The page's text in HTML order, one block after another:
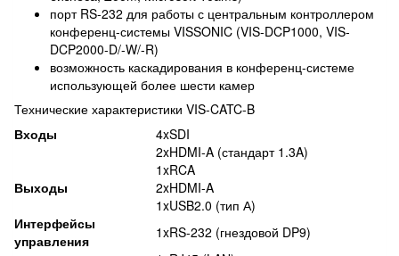
порт RS-232 для работы с центральным контроллером
конференц-системы VISSONIC (VIS-DCP1000, VIS-
DCP2000-D/-W/-R)
возможность каскадирования в конференц-системе
использующей более шести камер
Технические характеристики VIS-CATC-B
Входы
4xSDI
2xHDMI-A (стандарт 1.3A)
1xRCA
Выходы
2xHDMI-A
1xUSB2.0 (тип А)
Интерфейсы
управления
1xRS-232 (гнездовой DP9)